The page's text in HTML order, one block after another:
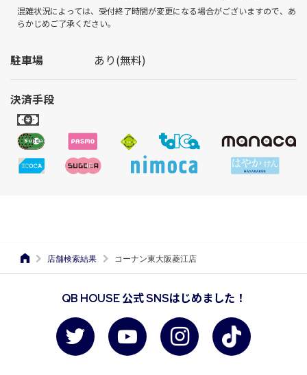
店舗検索結果 コーナン東大阪菱江店
混雑状況によっては、受付終了時間が変更になる場合がございますので、あ
らかじめご了承ください。
駐車場 あり(無料)
決済手段
QB HOUSE 公式 SNSはじめました！